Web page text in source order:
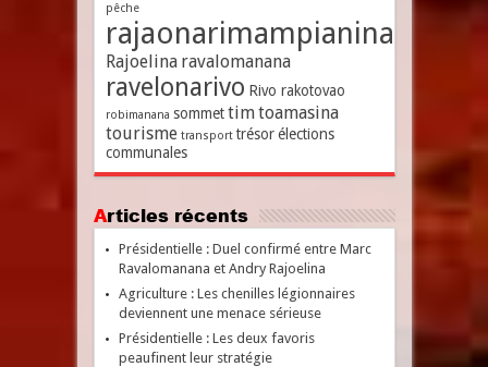
pêche
rajaonarimampianina
Rajoelina ravalomanana
ravelonarivo Rivo rakotovao
robimanana sommet timtoamasina
tourisme transport trésor élections
communales
Articles récents
Présidentielle : Duel confirmé entre Marc
Ravalomanana et Andry Rajoelina
Agriculture : Les chenilles légionnaires
deviennent une menace sérieuse
Présidentielle : Les deux favoris
peaufinent leur stratégie